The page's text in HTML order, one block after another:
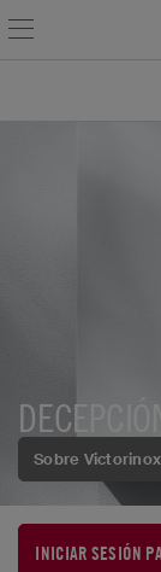
Sobre Victorinox
INICIAR SESIÓN